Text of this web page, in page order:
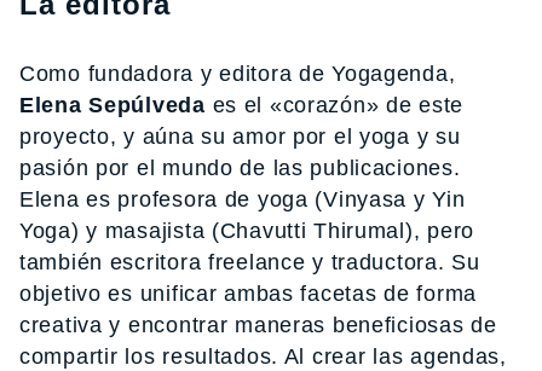
Como fundadora y editora de Yogagenda,
Elena Sepúlveda es el «corazón» de este
proyecto, y aúna su amor por el yoga y su
pasión por el mundo de las publicaciones.
Elena es profesora de yoga (Vinyasa y Yin
Yoga) y masajista (Chavutti Thirumal), pero
también escritora freelance y traductora. Su
objetivo es unificar ambas facetas de forma
creativa y encontrar maneras beneficiosas de
compartir los resultados. Al crear las agendas,